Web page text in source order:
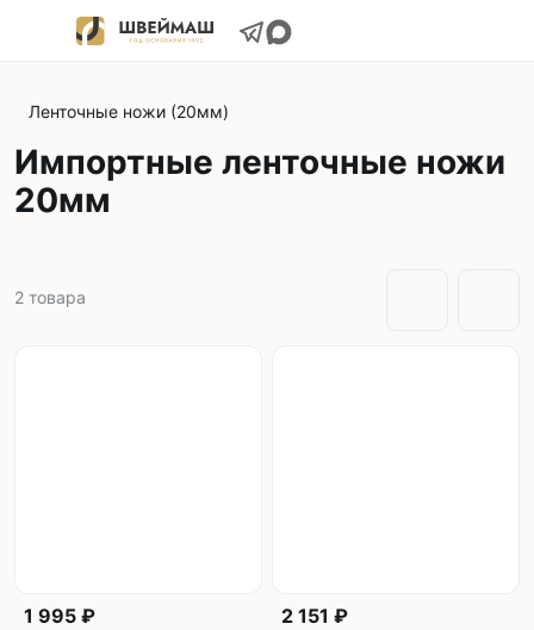
Ленточные ножи (20мм)
Импортные ленточные ножи
20мм
2 товара
1 995 ₽ 2 151 ₽